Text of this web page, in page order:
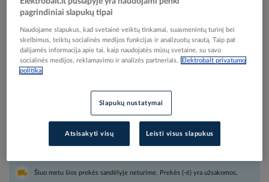
gallery
EAN kodas
3606480551963
Gamintojo prekės kodas
A9D20610
Šiuo metu šios prekės sandėlyje neturime. Prekės (-ė) yra užsakomos,
pagrindiniai slapukų tipai
Naudojame slapukus, kad svetainė veiktų tinkamai, suasmenintų turinį bei
skelbimus, teiktų socialinės medijos funkcijas ir analizuotų srautą. Taip pat
dalijamės informacija apie tai, kaip naudojatės mūsų svetaine, su savo
socialinės medijos, reklamavimo ir analizės partneriais.
Elektrobalt privatumo
politika
Slapukų nustatymai
Atsisakyti visų Leisti visus slapukus